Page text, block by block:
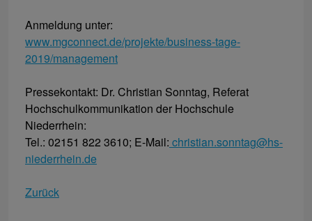
Anmeldung unter:
www.mgconnect.de/projekte/business-tage-
2019/management
Pressekontakt: Dr. Christian Sonntag, Referat
Hochschulkommunikation der Hochschule
Niederrhein:
Tel.: 02151 822 3610; E-Mail: christian.sonntag@hs-
niederrhein.de
Zurück